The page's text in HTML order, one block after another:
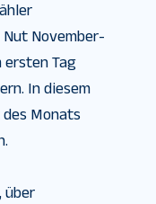
November-
ersten Tag
In diesem
Monats
über